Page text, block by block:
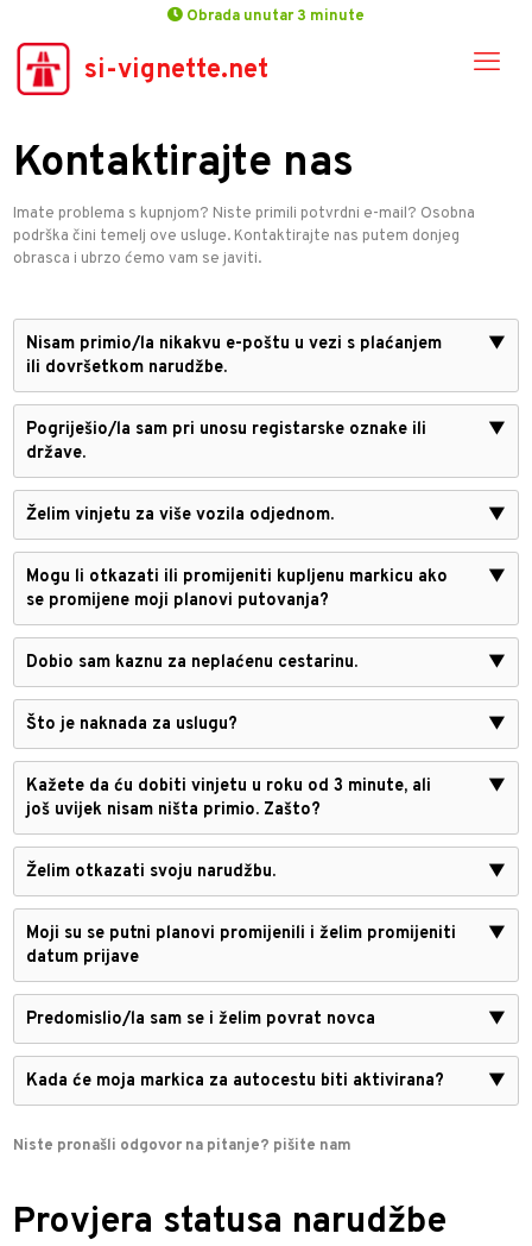
Obrada unutar 3 minute
si-vignette.net
Kontaktirajte nas
Imate problema s kupnjom? Niste primili potvrdni e-mail? Osobna
podrška čini temelj ove usluge. Kontaktirajte nas putem donjeg
obrasca i ubrzo ćemo vam se javiti.
Nisam primio/la nikakvu e-poštu u vezi s plaćanjem
ili dovršetkom narudžbe.
▼
Pogriješio/la sam pri unosu registarske oznake ili
države.
▼
Želim vinjetu za više vozila odjednom. ▼
Mogu li otkazati ili promijeniti kupljenu markicu ako
se promijene moji planovi putovanja?
▼
Dobio sam kaznu za neplaćenu cestarinu. ▼
Što je naknada za uslugu? ▼
Kažete da ću dobiti vinjetu u roku od 3 minute, ali
još uvijek nisam ništa primio. Zašto?
▼
Želim otkazati svoju narudžbu. ▼
Moji su se putni planovi promijenili i želim promijeniti
datum prijave
▼
Predomislio/la sam se i želim povrat novca ▼
Kada će moja markica za autocestu biti aktivirana? ▼
Niste pronašli odgovor na pitanje? pišite nam
Provjera statusa narudžbe